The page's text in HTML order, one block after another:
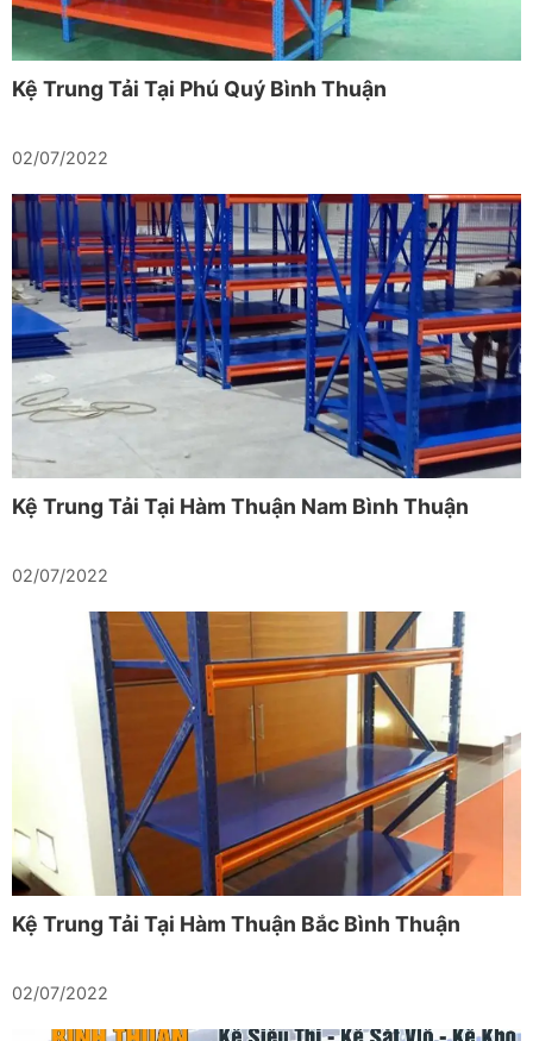
Kệ Trung Tải Tại Phú Quý Bình Thuận
02/07/2022
Kệ Trung Tải Tại Hàm Thuận Nam Bình Thuận
02/07/2022
Kệ Trung Tải Tại Hàm Thuận Bắc Bình Thuận
02/07/2022